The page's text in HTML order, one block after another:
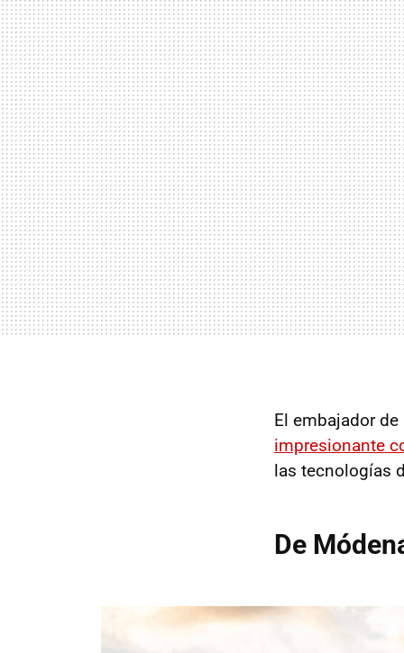
El embajador
impresionante
las tecnologías
De